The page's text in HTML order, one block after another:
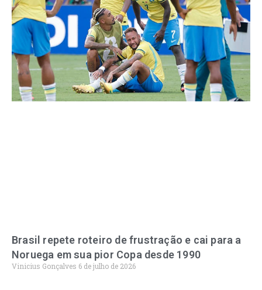
Brasil repete roteiro de frustração e cai para a
Noruega em sua pior Copa desde 1990
Vinicius Gonçalves 6 de julho de 2026